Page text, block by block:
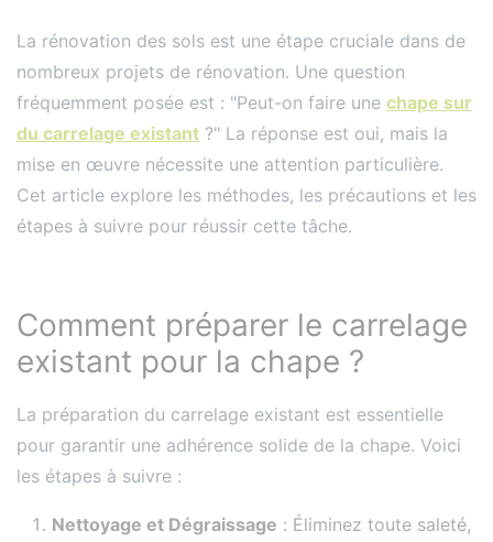
La rénovation des sols est une étape cruciale dans de
nombreux projets de rénovation. Une question
fréquemment posée est : "Peut-on faire une chape sur
du carrelage existant ?" La réponse est oui, mais la
mise en œuvre nécessite une attention particulière.
Cet article explore les méthodes, les précautions et les
étapes à suivre pour réussir cette tâche.
Comment préparer le carrelage
existant pour la chape ?
La préparation du carrelage existant est essentielle
pour garantir une adhérence solide de la chape. Voici
les étapes à suivre :
Nettoyage et Dégraissage : Éliminez toute saleté,